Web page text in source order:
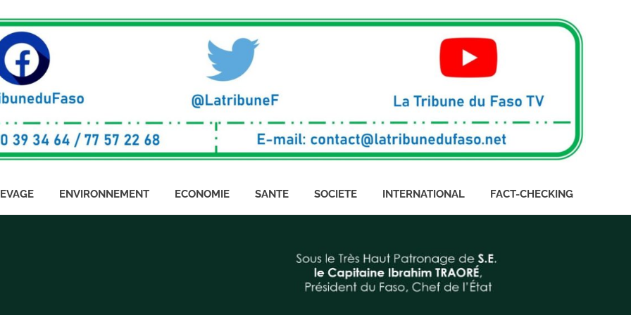
ENVIRONNEMENT ECONOMIE SANTE SOCIETE INTERNATIONAL FACT-CHECKING